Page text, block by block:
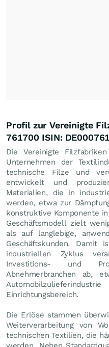
Profil zur Vereinigte
761700 ISIN:
Die Vereinigte
Unternehmen der
technische Filze und
entwickelt und
Materialien, die in
werden, etwa zur
konstruktive Komponente
Geschäftsmodell zielt
als auf langlebige,
Geschäftskunden. Damit
industriellen Zyklus
Investitions- und
Abnehmerbranchen ab,
Einrichtungsbereich.
Die Erlöse stammen
Weiterverarbeitung von
technischen Textilien, die